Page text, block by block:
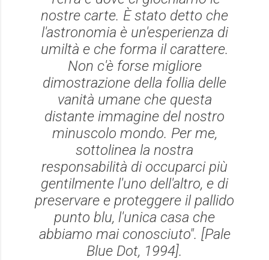
nostre carte. È stato detto che
l'astronomia è un'esperienza di
umiltà e che forma il carattere.
Non c'è forse migliore
dimostrazione della follia delle
vanità umane che questa
distante immagine del nostro
minuscolo mondo. Per me,
sottolinea la nostra
responsabilità di occuparci più
gentilmente l'uno dell'altro, e di
preservare e proteggere il pallido
punto blu, l'unica casa che
abbiamo mai conosciuto". [Pale
Blue Dot, 1994].